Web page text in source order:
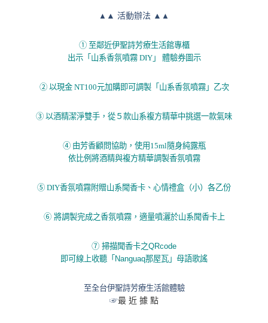
▲ ▲ 活動辦法 ▲ ▲
①至鄰近伊聖詩芳療生活館專櫃
出示「山系香氛噴霧 DIY」 體驗券圖示
②以現金 NT100元加購即可調製「山系香氛噴霧」乙次
③ 以酒精潔淨雙手，從５款山系複方精華中挑選一款氣味
④由芳香顧問協助，使用15ml隨身純露瓶
依比例將酒精與複方精華調製香氛噴霧
⑤ DIY香氛噴霧附贈山系聞香卡、心情禮盒（小）各乙份
⑥將調製完成之香氛噴霧，適量噴灑於山系聞香卡上
⑦ 掃描聞香卡之QRcode
即可線上收聽「Nanguaq那屋瓦」母語歌謠
至全台伊聖詩芳療生活館體驗
☞最 近 據 點